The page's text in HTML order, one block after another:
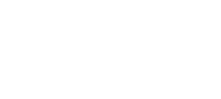
sur notre marché du travail mondial des profils d’emploi